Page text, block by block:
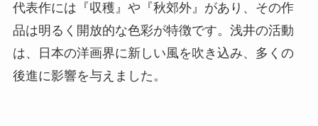
代表作には『収穫』や『秋郊外』があり、その作
品は明るく開放的な色彩が特徴です。浅井の活動
は、日本の洋画界に新しい風を吹き込み、多くの
後進に影響を与えました。